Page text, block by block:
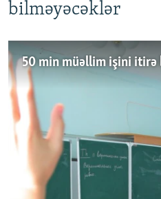
bilməyəcəklər